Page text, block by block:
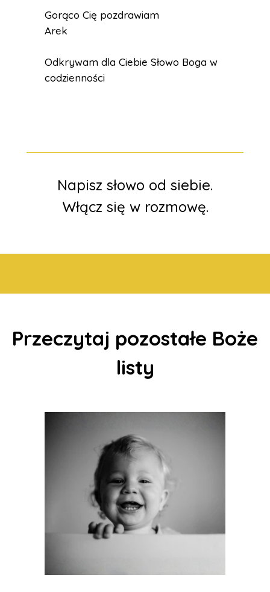
Gorąco Cię pozdrawiam
Arek
Odkrywam dla Ciebie Słowo Boga w
codzienności
Napisz słowo od siebie.
Włącz się w rozmowę.
Przeczytaj pozostałe Boże
listy